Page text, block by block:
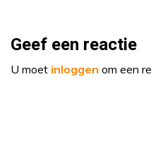
Geef een reactie
U moet inloggen om een